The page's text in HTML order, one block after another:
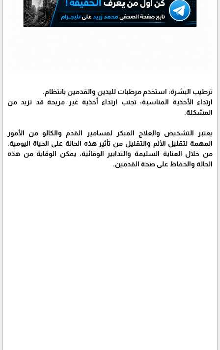
ترطيب البشرة: استخدم مرطبات لليدين والقدمين بانتظام.
ارتداء الأحذية المناسبة: تجنب ارتداء أحذية غير مريحة قد تزيد من
المشكلة.
يعتبر التشخيص والعلاج المبكر لمسامير القدم والكالو من الأمور
المهمة لتقليل الألم والتقليل من تأثير هذه الحالة على الحياة اليومية.
من خلال العناية السليمة والتدابير الوقائية، يمكن الوقاية من هذه
الحالة والحفاظ على صحة القدمين.